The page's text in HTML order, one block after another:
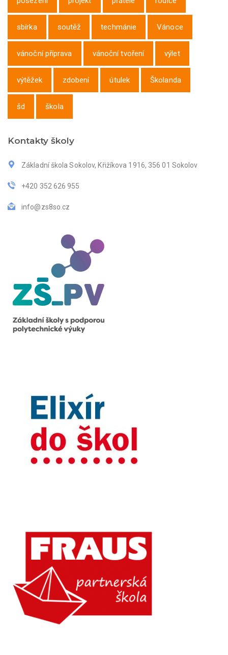
sbírka soutěž techmánie Vánoce
vánoční příprava vánoční tvoření výlet
výtěžek zdobení útulek Školanda
šd škola
Kontakty školy
Základní škola Sokolov, Křižíkova 1916, 356 01 Sokolov
+420 352 626 955
info@zs8so.cz